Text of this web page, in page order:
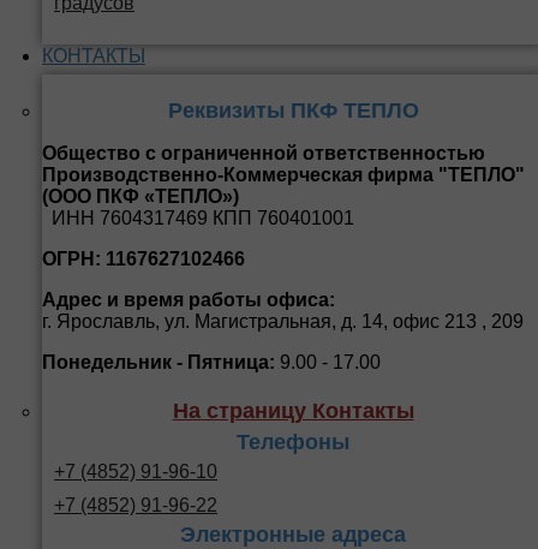
КОНТАКТЫ
Реквизиты ПКФ ТЕПЛО
Общество с ограниченной ответственностью
Производственно-Коммерческая фирма "ТЕПЛО"
(ООО ПКФ «ТЕПЛО»)
ИНН 7604317469 КПП 760401001
ОГРН: 1167627102466
Адрес и время работы офиса:
г. Ярославль, ул. Магистральная, д. 14, офис 213 , 209
Понедельник - Пятница: 9.00 - 17.00
На страницу Контакты
Телефоны
+7 (4852) 91-96-10
+7 (4852) 91-96-22
Электронные адреса